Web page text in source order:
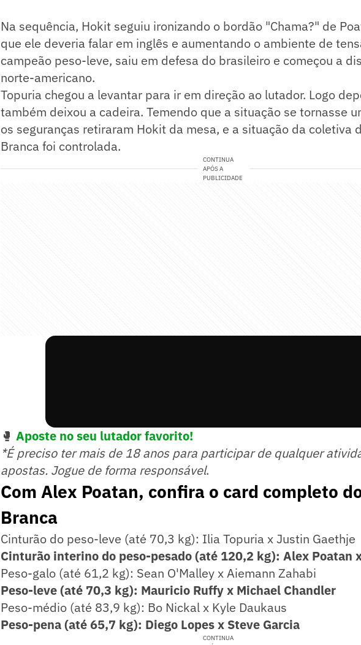
Na sequência, Hokit seguiu ironizando o bordão "Chama?" de
que ele deveria falar em inglês e aumentando o ambiente de
campeão peso-leve, saiu em defesa do brasileiro e começou a
norte-americano.
Topuria chegou a levantar para ir em direção ao lutador. Logo
também deixou a cadeira. Temendo que a situação se tornasse
os seguranças retiraram Hokit da mesa, e a situação da coletiva
Branca foi controlada.
CONTINUA
APÓS A
PUBLICIDADE
🥊 Aposte no seu lutador favorito!
*É preciso ter mais de 18 anos para participar de qualquer
apostas. Jogue de forma responsável.
Com Alex Poatan, confira o card completo
Branca
Cinturão do peso-leve (até 70,3 kg): Ilia Topuria x Justin Gaethje
Cinturão interino do peso-pesado (até 120,2 kg): Alex Poatan
Peso-galo (até 61,2 kg): Sean O'Malley x Aiemann Zahabi
Peso-leve (até 70,3 kg): Mauricio Ruffy x Michael Chandler
Peso-médio (até 83,9 kg): Bo Nickal x Kyle Daukaus
Peso-pena (até 65,7 kg): Diego Lopes x Steve Garcia
CONTINUA